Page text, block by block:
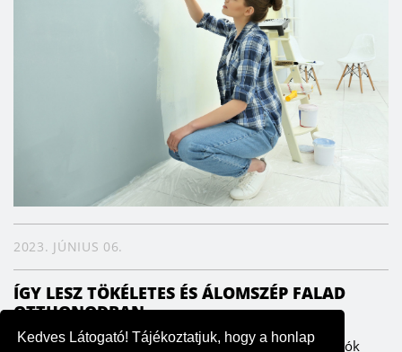
Kedves Látogató! Tájékoztatjuk, hogy a honlap
2023. JÚNIUS 06.
ÍGY LESZ TÖKÉLETES ÉS ÁLOMSZÉP FALAD
OTTHONODBAN
A falak meghatározzák az enteriőrt, ezáltal pedig a lakók